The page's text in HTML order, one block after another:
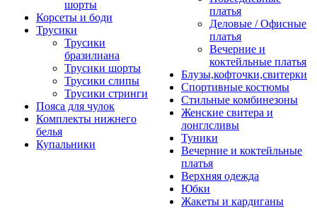
шорты
Корсеты и боди
Трусики
Трусики
бразилиана
Трусики шорты
Трусики слипы
Трусики стринги
Пояса для чулок
Комплекты нижнего
белья
Купальники
платья
Деловые / Офисные
платья
Вечерние и
коктейльные платья
Блузы,кофточки,свитерки
Спортивные костюмы
Стильные комбинезоны
Женские свитера и
лонглсливы
Туники
Вечерние и коктейльные
платья
Верхняя одежда
Юбки
Жакеты и кардиганы